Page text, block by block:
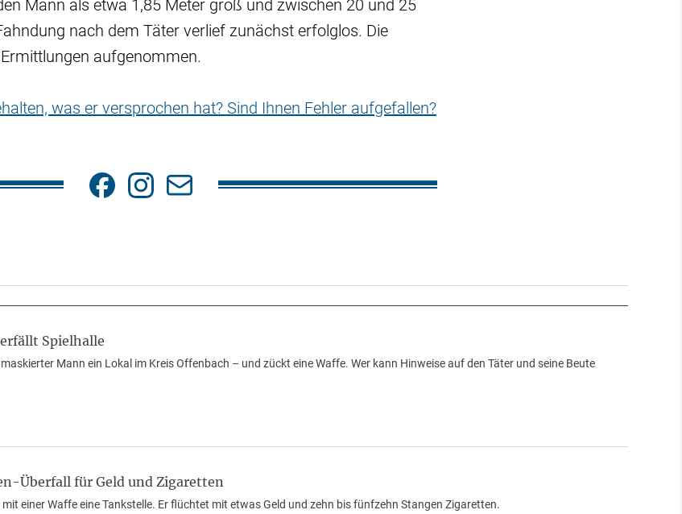
Mann als etwa 1,85 Meter groß und zwischen 20 und 25
nach dem Täter verlief zunächst erfolglos. Die
aufgenommen.
was er versprochen hat? Sind Ihnen Fehler aufgefallen?
Spielhalle
Mann ein Lokal im Kreis Offenbach – und zückt eine Waffe. Wer kann Hinweise auf den Täter und seine Beute
Überfall für Geld und Zigaretten
einer Waffe eine Tankstelle. Er flüchtet mit etwas Geld und zehn bis fünfzehn Stangen Zigaretten.